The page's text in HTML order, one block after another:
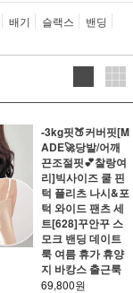
배기 슬랙스
밴딩
-3kg핏🍑커버핏[M
ADE🚀당발/어깨
끈조절핏💕찰랑여
리]빅사이즈 쿨 핀
턱 플리츠 나시&포
턱 와이드 팬츠 세
트[628]꾸안꾸 스
모크 밴딩 데이트
룩 여름 휴가 휴양
지 바캉스 출근룩
69,800원